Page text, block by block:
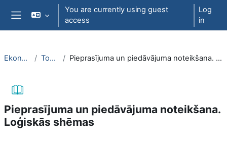
Skip to main content
You are currently using guest
access
Log
in
EkonT000 Topic 6 Pieprasījuma un piedāvājuma noteikšana. Loģiskās shēmas
Pieprasījuma un piedāvājuma noteikšana.
Loģiskās shēmas